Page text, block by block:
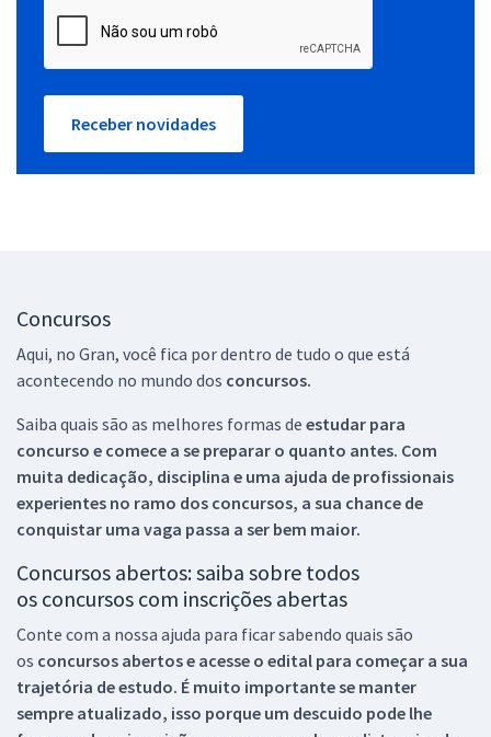
Receber novidades
Concursos
Aqui, no Gran, você fica por dentro de tudo o que está
acontecendo no mundo dos concursos.
Saiba quais são as melhores formas de estudar para
concurso e comece a se preparar o quanto antes. Com
muita dedicação, disciplina e uma ajuda de profissionais
experientes no ramo dos concursos, a sua chance de
conquistar uma vaga passa a ser bem maior.
Concursos abertos: saiba sobre todos
os concursos com inscrições abertas
Conte com a nossa ajuda para ficar sabendo quais são
os concursos abertos e acesse o edital para começar a sua
trajetória de estudo. É muito importante se manter
sempre atualizado, isso porque um descuido pode lhe